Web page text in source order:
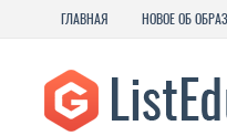
ГЛАВНАЯ НОВОЕ ОБ